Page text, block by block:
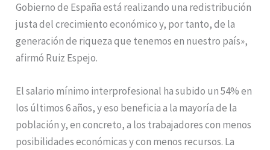
Gobierno de España está realizando una redistribución
justa del crecimiento económico y, por tanto, de la
generación de riqueza que tenemos en nuestro país»,
afirmó Ruiz Espejo.
El salario mínimo interprofesional ha subido un 54% en
los últimos 6 años, y eso beneficia a la mayoría de la
población y, en concreto, a los trabajadores con menos
posibilidades económicas y con menos recursos. La